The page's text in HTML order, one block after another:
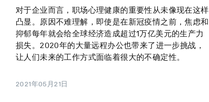
对于企业而言，职场心理健康的重要性从未像现在这样
凸显。原因不难理解，即使是在新冠疫情之前，焦虑和
抑郁每年就会给全球经济造成超过1万亿美元的生产力
损失。2020年的大量远程办公也带来了进一步挑战，
让人们未来的工作方式面临着很大的不确定性。
2021年05月21日